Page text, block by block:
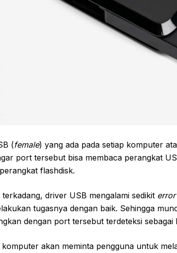
(female) yang ada pada setiap komputer
port tersebut bisa membaca perangkat
flashdisk.
driver USB mengalami sedikit error
tugasnya dengan baik. Sehingga
dengan port tersebut terdeteksi sebagai
komputer akan meminta pengguna untuk